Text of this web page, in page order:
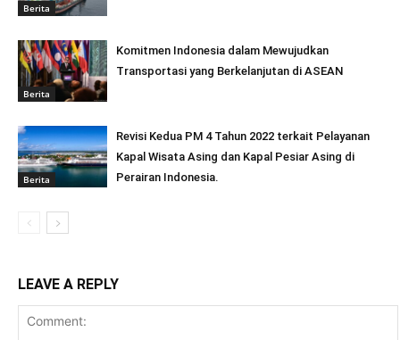
Berita
Berita
Komitmen Indonesia dalam Mewujudkan
Transportasi yang Berkelanjutan di ASEAN
Berita
Revisi Kedua PM 4 Tahun 2022 terkait Pelayanan
Kapal Wisata Asing dan Kapal Pesiar Asing di
Perairan Indonesia.
LEAVE A REPLY